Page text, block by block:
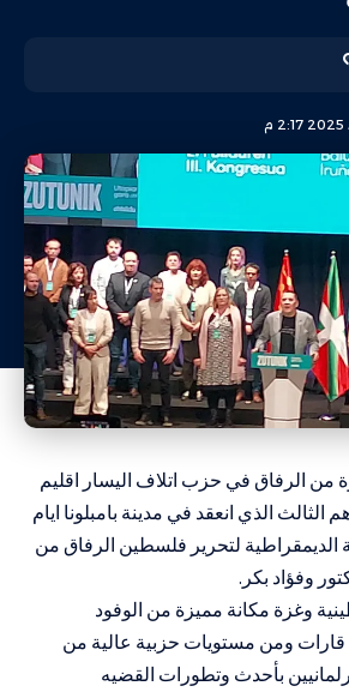
من الرفاق في حزب اتلاف اليسار اقليم
الذي انعقد في مدينة بامبلونا ايام
الديمقراطية لتحرير فلسطين الرفاق من
وفؤاد بكر.
وغزة مكانة مميزة من الوفود
ومن مستويات حزبية عالية من
بأحدث وتطورات القضيه